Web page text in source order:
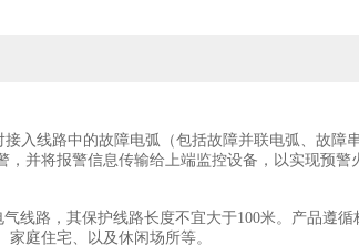
线路中的故障电弧（包括故障并联电弧、故障
并将报警信息传输给上端监控设备，以实现预警
线路，其保护线路长度不宜大于100米。产品遵循
庭住宅、以及休闲场所等。